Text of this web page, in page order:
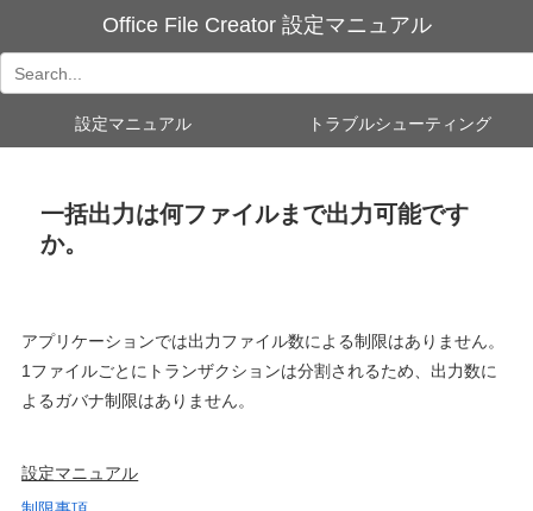
Office File Creator 設定マニュアル
設定マニュアル トラブルシューティング
一括出力は何ファイルまで出力可能です
か。
アプリケーションでは出力ファイル数による制限はありません。
1 ファイルごとにトランザクションは分割されるため、出力数に
よるガバナ制限はありません。
設定マニュアル